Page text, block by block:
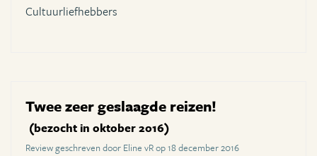
Cultuurliefhebbers
Twee zeer geslaagde reizen!
(bezocht in oktober 2016)
Review geschreven door Eline vR op 18 december 2016